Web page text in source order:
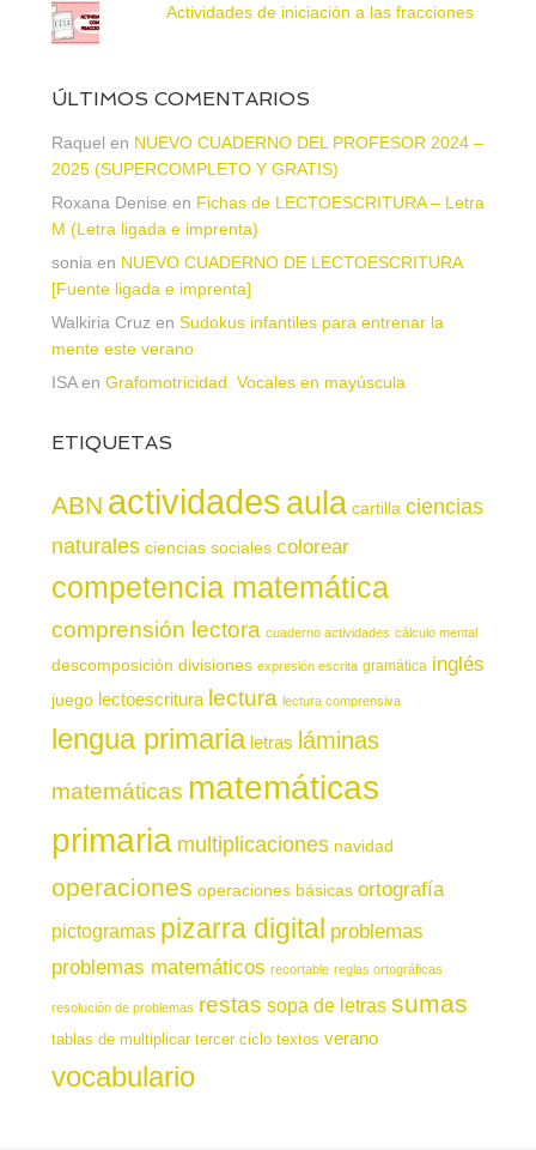
Actividades de iniciación a las fracciones
ÚLTIMOS COMENTARIOS
Raquel en NUEVO CUADERNO DEL PROFESOR 2024 –
2025 (SUPERCOMPLETO Y GRATIS)
Roxana Denise en Fichas de LECTOESCRITURA – Letra
M (Letra ligada e imprenta)
sonia en NUEVO CUADERNO DE LECTOESCRITURA
[Fuente ligada e imprenta]
Walkiria Cruz en Sudokus infantiles para entrenar la
mente este verano
ISAen Grafomotricidad. Vocales en mayúscula
ETIQUETAS
ABN actividadesaula cartilla ciencias
naturales ciencias sociales colorear
competencia matemática
comprensión lectora cuaderno actividades cálculo mental
descomposición divisiones expresión escrita gramática inglés
juego lectoescritura lectura lectura comprensiva
lengua primaria letras láminas
matemáticas matemáticas
primaria multiplicaciones navidad
operaciones operaciones básicas ortografía
pictogramas pizarra digital problemas
problemas matemáticos recortable reglas ortográficas
resolución de problemas restas sopa de letras sumas
tablas de multiplicar tercer ciclo textos verano
vocabulario